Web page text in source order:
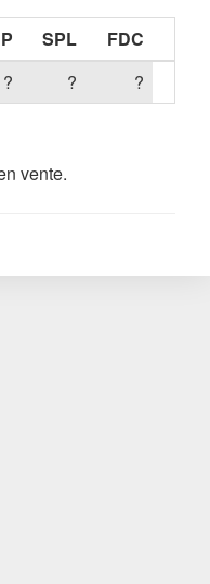
SPL
FDC
? ? ?
vente.